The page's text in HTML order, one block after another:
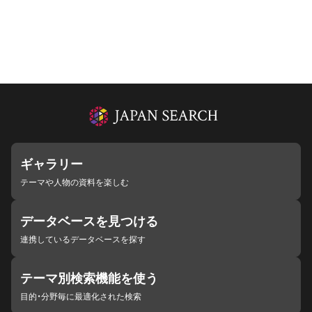
ギャラリー
テーマや人物の資料を楽しむ
データベースを見つける
連携しているデータベースを探す
テーマ別検索機能を使う
目的・分野毎に最適化された検索